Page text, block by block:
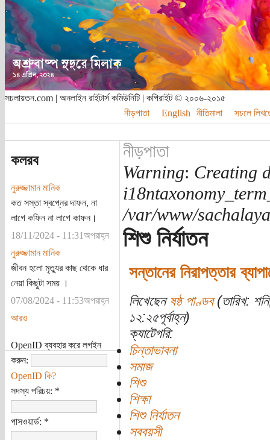
সচলায়তন.com | অনলাইন রাইটার্স কমিউনিটি | কপিরাইট © ২০০৬-২০১৫
নীড়পাতা
English নীতিমালা সচলে
কলরব
নুরুজ্জামান মানিক
কত সস্তা স্বপ্নের দাফন, না
লাগে কফিন না লাগে কাফন।
18/11/2024 - 11:31অপরাহ্ন
নুরুজ্জামান মানিক
জীবন হলো মৃত্যুর কাছ থেকে ধার
নেয়া কিছুটা সময় ।
07/08/2024 - 11:53অপরাহ্ন
আরও
OpenID ব্যবহার করে লগইন
করুন:
OpenID কি?
সদস্য পরিচয়: *
পাসওয়ার্ড: *
নীড়পাতা
Warning: Creating
/var/www/
শিশু নির্যাতন
সন্তানের নিরাপত্তার
লিখেছেন ষষ্ঠ পাণ্ডব(তারিখ:
১২:২৫পূর্বাহ্ন)
ক্যাটেগরি:
চিন্তাভাবনা
সমাজ
শিশু
শিক্ষা
শিশু নির্যাতন
সববয়সী